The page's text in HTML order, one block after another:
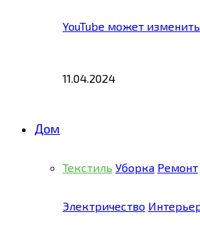
YouTube может
11.04.2024
Дом
Текстиль Уборка Ремонт
Электричество